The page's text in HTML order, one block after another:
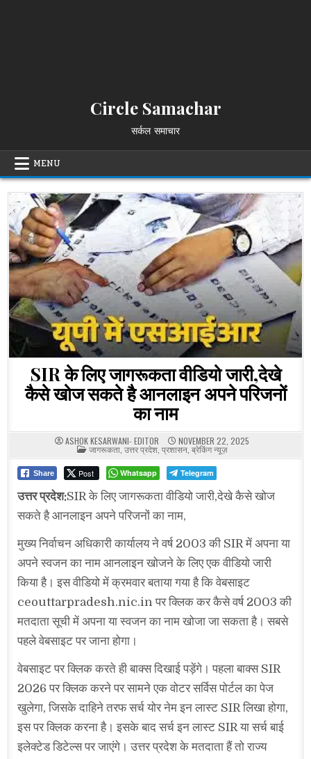
Circle Samachar
सर्कल समाचार
MENU
SIR के लिए जागरूकता वीडियो जारी,देखे
कैसे खोज सकते है आनलाइन अपने परिजनों
का नाम
ASHOK KESARWANI- EDITOR NOVEMBER 22, 2025
POSTED
IN
जागरूकता उत्तर प्रदेश प्रशासन ब्रेकिंग न्यूज़
Share Post Whatsapp Telegram
उत्तर प्रदेश:SIR के लिए जागरूकता वीडियो जारी,देखे कैसे खोज
सकते है आनलाइन अपने परिजनों का नाम,
मुख्य निर्वाचन अधिकारी कार्यालय ने वर्ष 2003 की SIR में अपना या
अपने स्वजन का नाम आनलाइन खोजने के लिए एक वीडियो जारी
किया है। इस वीडियो में क्रमवार बताया गया है कि वेबसाइट
ceouttarpradesh.nic.in पर क्लिक कर कैसे वर्ष 2003 की
मतदाता सूची में अपना या स्वजन का नाम खोजा जा सकता है। सबसे
पहले वेबसाइट पर जाना होगा।
वेबसाइट पर क्लिक करते ही बाक्स दिखाई पड़ेंगे। पहला बाक्स SIR
2026 पर क्लिक करने पर सामने एक वोटर सर्विस पोर्टल का पेज
खुलेगा, जिसके दाहिने तरफ सर्च योर नेम इन लास्ट SIR लिखा होगा,
इस पर क्लिक करना है। इसके बाद सर्च इन लास्ट SIR या सर्च बाई
इलेक्टेड डिटेल्स पर जाएंगे। उत्तर प्रदेश के मतदाता हैं तो राज्य